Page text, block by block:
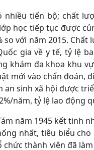
nhiều tiến bộ; chất
học tiếp tục được
so với năm 2015.
gia về y tế, tỷ lệ
khám đa khoa khu
mới vào chẩn đoán,
an sinh xã hội được
năm, tỷ lệ lao động
năm 1945 kết tinh
nhất, tiêu biểu
chức thành viên đã